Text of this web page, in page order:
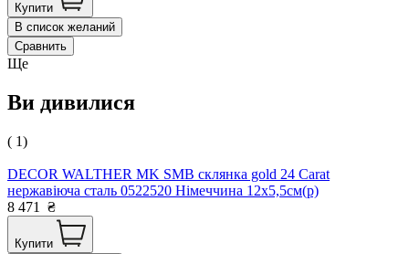
Купити
В список желаний
Сравнить
Ще
Ви дивилися
( 1)
DECOR WALTHER MK SMB склянка gold 24 Сarat
нержавіюча сталь 0522520 Німеччина 12x5,5см(р)
8 471
₴
Купити